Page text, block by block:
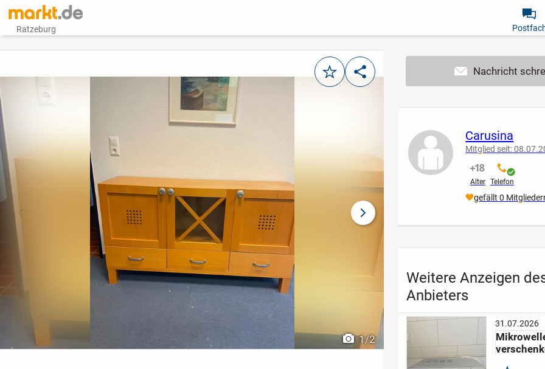
Ratzeburg
MerkenTeilen
1/2
nächstes Bild
Carusina
Mitglied seit:
Alter
nicht verifiziert
Telefon
verifiziert
gefällt 0
Weitere Anzeigen
Anbieters
31.07.2026